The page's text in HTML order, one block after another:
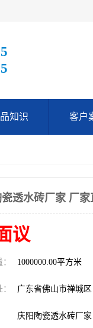
知识 客户
透水砖厂家 厂
议
1000000.00平方米
广东省佛山市禅城区
庆阳陶瓷透水砖厂家